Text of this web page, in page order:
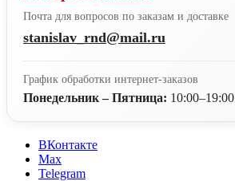
Почта для вопросов по заказам и доставке
stanislav_rnd@mail.ru
График обработки интернет-заказов
Понедельник – Пятница: 10:00–19:00
ВКонтакте
Max
Telegram